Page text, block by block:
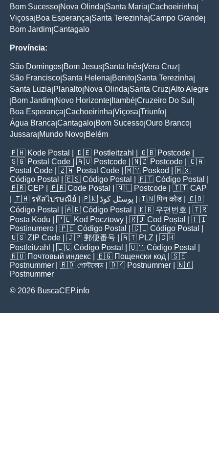
Bom Sucesso Nova Olinda Santa Maria Cachoeirinha
Viçosa Boa Esperança Santa Terezinha Campo Grande
Bom Jardim Cantagalo
Província:
São Domingos Bom Jesus Santa Inês Vera Cruz
São Francisco Santa Helena Bonito Santa Terezinha
Santa Luzia Planalto Nova Olinda Santa Cruz Alto Alegre
Bom Jardim Novo Horizonte Itambé Cruzeiro Do Sul
Boa Esperança Cachoeirinha Viçosa Triunfo
Água Branca Cantagalo Bom Sucesso Ouro Branco
Jussara Mundo Novo Belém
🇵🇭 Kode Postal | 🇩🇪 Postleitzahl | 🇬🇧 Postcode
🇸🇬 Postal Code | 🇦🇺 Postcode | 🇳🇿 Postcode | 🇨🇦
Postal Code | 🇿🇦 Postal Code | 🇲🇾 Poskod
| 🇲🇽
Código Postal
| 🇪🇸 Código Postal | 🇵🇹 Código Postal
🇧🇷 CEP | 🇫🇷 Code Postal | 🇳🇱 Postcode | 🇮🇹 CAP
| 🇹🇭 รหัสไปรษณีย์ | 🇵🇰 پوسٹل کوڈ | 🇮🇳पिन कोड | 🇨🇴
Código Postal
| 🇦🇷 Código Postal | 🇰🇷 우편번호
| 🇹🇷
Posta Kodu | 🇵🇱 Kod Pocztowy | 🇷🇴 Cod Poștal
| 🇫🇮
Postinumero | 🇵🇪 Código Postal | 🇨🇱 Código Postal
🇺🇸 ZIP Code | 🇯🇵 郵便番号 | 🇦🇹 PLZ | 🇨🇭
Postleitzahl
| 🇪🇨 Código Postal | 🇺🇾 Código Postal
🇷🇺 Почтовый индекс | 🇧🇬 Пощенски код | 🇸🇪
Postnummer | 🇧🇩 পোস্টকোড | 🇩🇰 Postnummer | 🇳🇴
Postnummer
© 2026 BuscaCEP.info